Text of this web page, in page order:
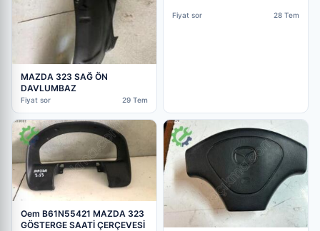
MAZDA 323 SAĞ ÖN
DAVLUMBAZ
Fiyat sor 29 Tem
Fiyat sor 28 Tem
Oem B61N55421 MAZDA 323
GÖSTERGE SAATİ ÇERÇEVESİ